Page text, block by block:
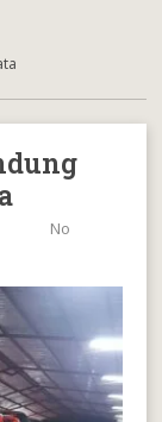
No